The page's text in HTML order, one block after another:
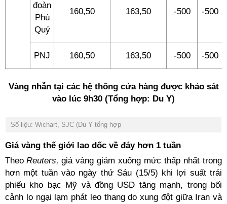
đoàn
Phú
Quý
160,50 163,50 -500 -500
PNJ 160,50 163,50 -500 -500
Vàng nhẫn tại các hệ thống cửa hàng được khảo sát
vào lúc 9h30 (Tổng hợp: Du Y)
Số liệu: Wichart, SJC (Du Y tổng hợp
Giá vàng thế giới lao dốc về đáy hơn 1 tuần
Theo Reuters, giá vàng giảm xuống mức thấp nhất trong
hơn một tuần vào ngày thứ Sáu (15/5) khi lợi suất trái
phiếu kho bạc Mỹ và đồng USD tăng mạnh, trong bối
cảnh lo ngại lạm phát leo thang do xung đột giữa Iran và